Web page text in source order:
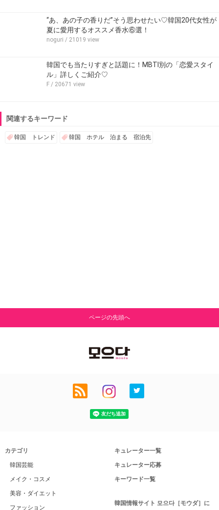
“あ、あの子の香りだ”そう思わせたい♡韓国20代女性が
夏に愛用するオススメ香水⑥選！
noguri / 21019 view
韓国でも当たりすぎと話題に！MBTI別の「恋愛スタイ
ル」詳しくご紹介♡
F / 20671 view
関連するキーワード
韓国 トレンド 韓国 ホテル 泊まる 宿泊先
ページの先頭へ
カテゴリ
韓国芸能
メイク・コスメ
美容・ダイエット
ファッション
キュレーター一覧
キュレーター応募
キーワード一覧
韓国情報サイト 모으다［モウダ］に